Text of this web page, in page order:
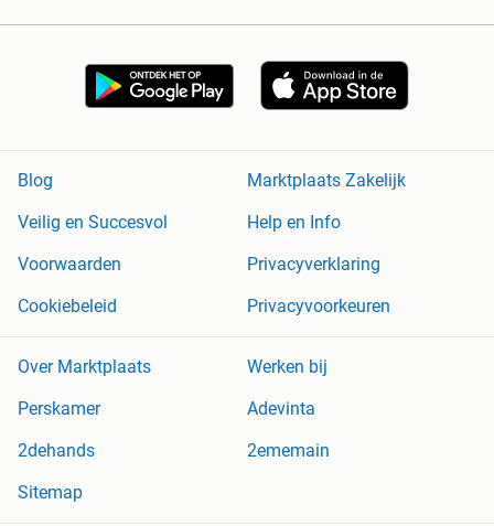
Blog
Marktplaats Zakelijk
Veilig en Succesvol
Help en Info
Voorwaarden
Privacyverklaring
Cookiebeleid
Privacyvoorkeuren
Over Marktplaats
Werken bij
Perskamer
Adevinta
2dehands
2ememain
Sitemap